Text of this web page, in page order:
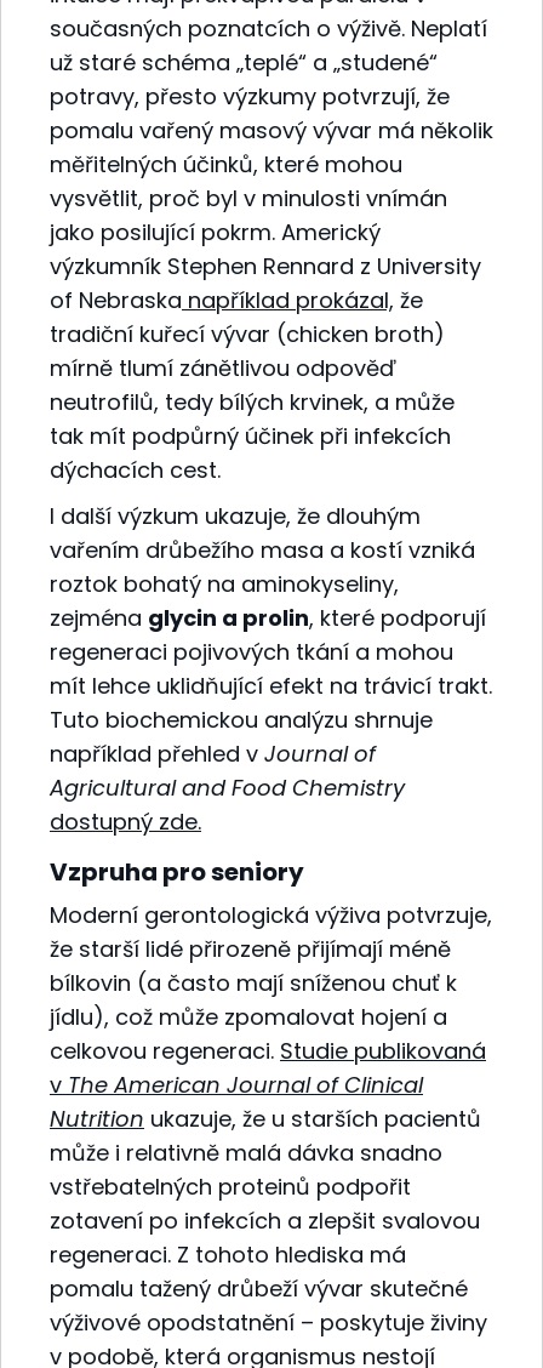
současných poznatcích o výživě. Neplatí
už staré schéma „teplé“ a „studené“
potravy, přesto výzkumy potvrzují, že
pomalu vařený masový vývar má několik
měřitelných účinků, které mohou
vysvětlit, proč byl v minulosti vnímán
jako posilující pokrm. Americký
výzkumník Stephen Rennard z University
of Nebraska například prokázal, že
tradiční kuřecí vývar (chicken broth)
mírně tlumí zánětlivou odpověď
neutrofilů, tedy bílých krvinek, a může
tak mít podpůrný účinek při infekcích
dýchacích cest.
I další výzkum ukazuje, že dlouhým
vařením drůbežího masa a kostí vzniká
roztok bohatý na aminokyseliny,
zejména glycin a prolin, které podporují
regeneraci pojivových tkání a mohou
mít lehce uklidňující efekt na trávicí trakt.
Tuto biochemickou analýzu shrnuje
například přehled v Journal of
Agricultural and Food Chemistry
dostupný zde.
Vzpruha pro seniory
Moderní gerontologická výživa potvrzuje,
že starší lidé přirozeně přijímají méně
bílkovin (a často mají sníženou chuť k
jídlu), což může zpomalovat hojení a
celkovou regeneraci. Studie publikovaná
v The American Journal of Clinical
Nutrition ukazuje, že u starších pacientů
může i relativně malá dávka snadno
vstřebatelných proteinů podpořit
zotavení po infekcích a zlepšit svalovou
regeneraci. Z tohoto hlediska má
pomalu tažený drůbeží vývar skutečné
výživové opodstatnění – poskytuje živiny
v podobě, která organismus nestojí